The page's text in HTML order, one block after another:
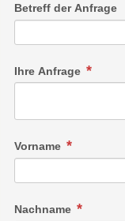
Betreff der Anfrage
Ihre Anfrage
Vorname
Nachname